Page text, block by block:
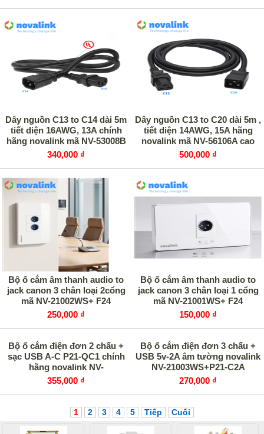
Dây nguồn C13 to C14 dài 5m
tiết diện 16AWG, 13A chính
hãng novalink mã NV-53008B
340,000 ₫
Dây nguồn C13 to C20 dài 5m ,
tiết diện 14AWG, 15A hãng
novalink mã NV-56106A cao
cấp
500,000 ₫
Bộ ổ cắm âm thanh audio to
jack canon 3 chân loại 2cổng
mã NV-21002WS+ F24
250,000 ₫
Bộ ổ cắm âm thanh audio to
jack canon 3 chân loại 1 cổng
mã NV-21001WS+ F24
150,000 ₫